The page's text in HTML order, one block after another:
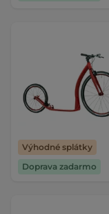
Výhodné splátky
Doprava zadarmo